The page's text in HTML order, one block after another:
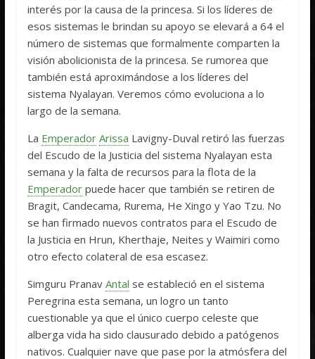
interés por la causa de la princesa. Si los líderes de
esos sistemas le brindan su apoyo se elevará a 64 el
número de sistemas que formalmente comparten la
visión abolicionista de la princesa. Se rumorea que
también está aproximándose a los líderes del
sistema Nyalayan. Veremos cómo evoluciona a lo
largo de la semana.
La Emperador Arissa Lavigny-Duval retiró las fuerzas
del Escudo de la Justicia del sistema Nyalayan esta
semana y la falta de recursos para la flota de la
Emperador puede hacer que también se retiren de
Bragit, Candecama, Rurema, He Xingo y Yao Tzu. No
se han firmado nuevos contratos para el Escudo de
la Justicia en Hrun, Kherthaje, Neites y Waimiri como
otro efecto colateral de esa escasez.
Simguru PranavAntal se estableció en el sistema
Peregrina esta semana, un logro un tanto
cuestionable ya que el único cuerpo celeste que
alberga vida ha sido clausurado debido a patógenos
nativos. Cualquier nave que pase por la atmósfera del